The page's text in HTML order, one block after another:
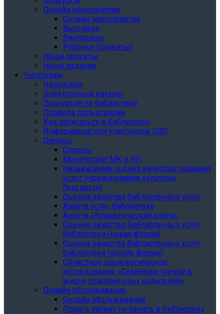
Онлайн мероприятия
Онлайн мероприятия
Выставки
Викторины
Рубрики (сюжеты)
Наши проекты
Наши издания
Читателям
Читателям
Электронный каталог
Экскурсия по библиотеке
Правила пользования
Как записаться в библиотеку
Информация для участников СВО
Опросы
Опросы
Мониторинг МК и НП
Независимая оценка качества оказания
услуг учреждениями культуры
(bus.gov.ru)
Оценка качества библиотечных услуг
Анкета услуг библиотеки
Анкета «Краеведческая книга»
Oценка качества библиотечных услуг
библиотеки (новая форма)
Oценка качества библиотечных услуг
библиотеки (google форма)
Областное социологическое
исследование «Семейное чтение в
жизни современных родителей»
Онлайн обслуживание
Онлайн обслуживание
Подать заявку на запись в библиотеку